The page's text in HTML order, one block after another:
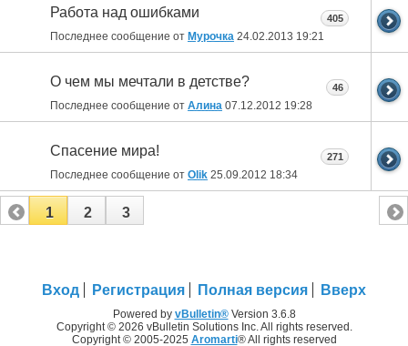
Работа над ошибками
Последнее сообщение от Мурочка 24.02.2013 19:21
405
О чем мы мечтали в детстве?
Последнее сообщение от Алина 07.12.2012 19:28
46
Спасение мира!
Последнее сообщение от Olik 25.09.2012 18:34
271
1 2 3
Вход Регистрация Полная версия Вверх
Powered by vBulletin®Version 3.6.8
Copyright © 2026 vBulletin Solutions Inc. All rights reserved.
Copyright © 2005-2025 Aromarti® All rights reserved